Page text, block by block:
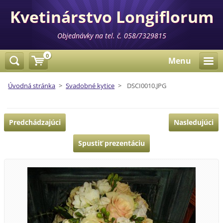
Kvetinárstvo Longiflorum
Objednávky na tel. č. 058/7329815
Menu
Úvodná stránka > Svadobné kytice > DSCI0010.JPG
Predchádzajúci Nasledujúci
Spustiť prezentáciu
0